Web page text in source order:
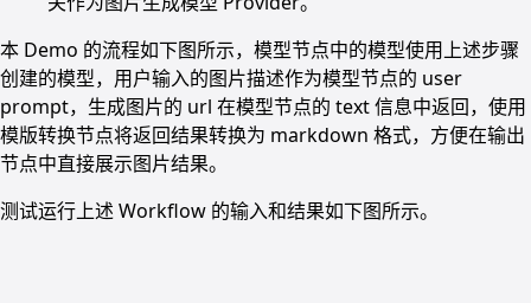
本 Demo 的流程如下图所示，模型节点中的模型使用上述步骤
创建的模型，用户输入的图片描述作为模型节点的 user
prompt，生成图片的 url 在模型节点的 text 信息中返回，使用
模版转换节点将返回结果转换为 markdown 格式，方便在输出
节点中直接展示图片结果。
测试运行上述 Workflow 的输入和结果如下图所示。